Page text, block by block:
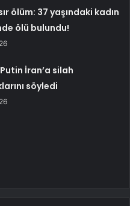
ölüm: 37 yaşındaki kadın
ölü bulundu!
İran’a silah
söyledi